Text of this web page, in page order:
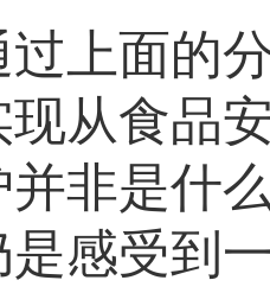
面的分
从食品
非是什
是感受到